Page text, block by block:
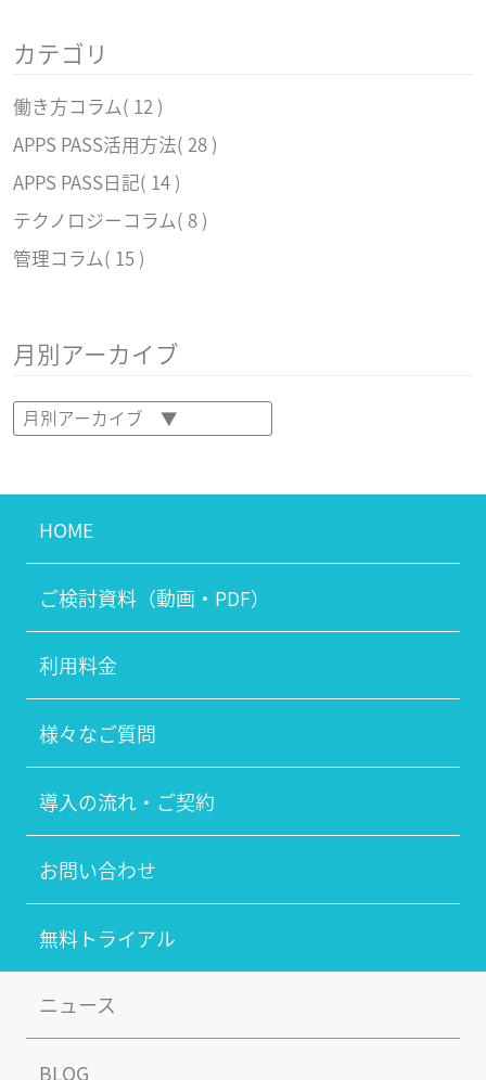
カテゴリ
働き方コラム( 12 )
APPS PASS活用方法( 28 )
APPS PASS日記( 14 )
テクノロジーコラム( 8 )
管理コラム( 15 )
月別アーカイブ
HOME
ご検討資料（動画・PDF）
利用料金
様々なご質問
導入の流れ・ご契約
お問い合わせ
無料トライアル
ニュース
BLOG